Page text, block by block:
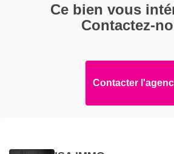
Ce bien vous
Contactez-
Contacter